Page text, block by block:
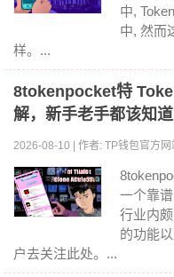
中,
中, 然而
样。...
8tokenpocket特
解，新手老手都该知道
2026-08-10 | 作者: TP钱包官方网
一个靠
行业内
的功能
户去关注此处。...